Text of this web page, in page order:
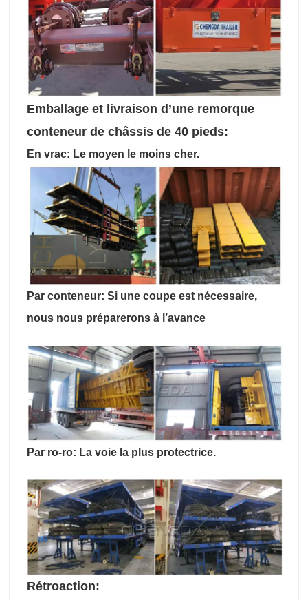
Emballage et livraison d’une remorque
conteneur de châssis de 40 pieds:
En vrac: Le moyen le moins cher.
Par conteneur: Si une coupe est nécessaire,
nous nous préparerons à l’avance
Par ro-ro: La voie la plus protectrice.
Rétroaction: